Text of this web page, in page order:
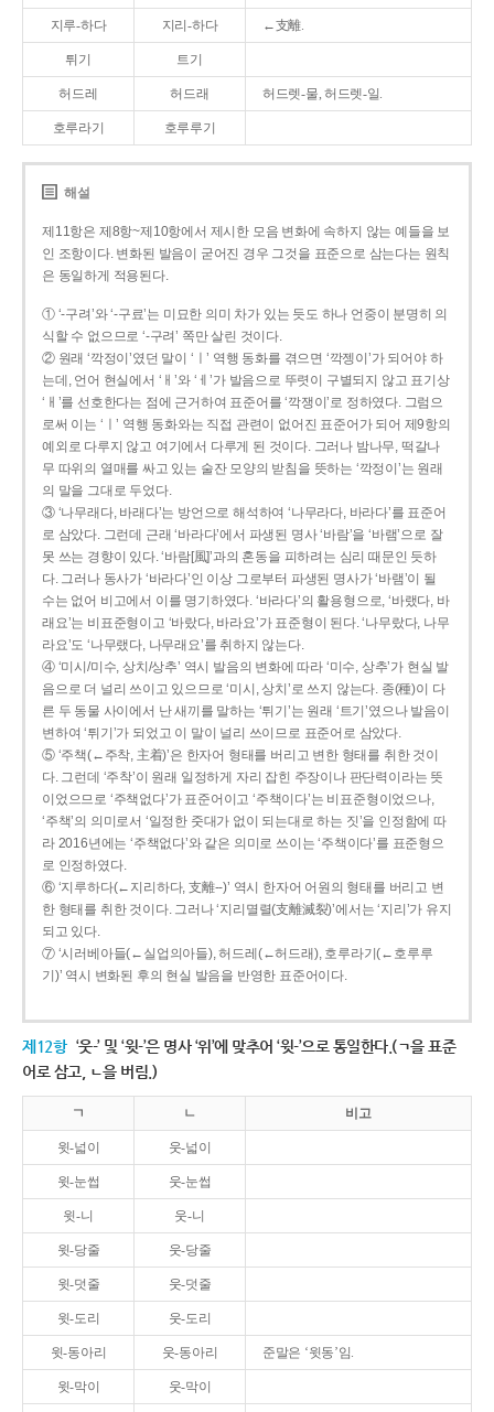
지루-하다 지리-하다 ←支離.
튀기 트기
허드레 허드래 허드렛-물, 허드렛-일.
호루라기 호루루기
해설
제11항은 제8항~제10항에서 제시한 모음 변화에 속하지 않는 예들을 보
인 조항이다. 변화된 발음이 굳어진 경우 그것을 표준으로 삼는다는 원칙
은 동일하게 적용된다.
① ‘-구려’와 ‘-구료’는 미묘한 의미 차가 있는 듯도 하나 언중이 분명히 의
식할 수 없으므로 ‘-구려’ 쪽만 살린 것이다.
② 원래 ‘깍정이’였던 말이 ‘ㅣ’ 역행 동화를 겪으면 ‘깍젱이’가 되어야 하
는데, 언어 현실에서 ‘ㅐ’와 ‘ㅔ’가 발음으로 뚜렷이 구별되지 않고 표기상
‘ㅐ’를 선호한다는 점에 근거하여 표준어를 ‘깍쟁이’로 정하였다. 그럼으
로써 이는 ‘ㅣ’ 역행 동화와는 직접 관련이 없어진 표준어가 되어 제9항의
예외로 다루지 않고 여기에서 다루게 된 것이다. 그러나 밤나무, 떡갈나
무 따위의 열매를 싸고 있는 술잔 모양의 받침을 뜻하는 ‘깍정이’는 원래
의 말을 그대로 두었다.
③ ‘나무래다, 바래다’는 방언으로 해석하여 ‘나무라다, 바라다’를 표준어
로 삼았다. 그런데 근래 ‘바라다’에서 파생된 명사 ‘바람’을 ‘바램’으로 잘
못 쓰는 경향이 있다. ‘바람[風]’과의 혼동을 피하려는 심리 때문인 듯하
다. 그러나 동사가 ‘바라다’인 이상 그로부터 파생된 명사가 ‘바램’이 될
수는 없어 비고에서 이를 명기하였다. ‘바라다’의 활용형으로, ‘바랬다, 바
래요’는 비표준형이고 ‘바랐다, 바라요’가 표준형이 된다. ‘나무랐다, 나무
라요’도 ‘나무랬다, 나무래요’를 취하지 않는다.
④ ‘미시/미수, 상치/상추’ 역시 발음의 변화에 따라 ‘미수, 상추’가 현실 발
음으로 더 널리 쓰이고 있으므로 ‘미시, 상치’로 쓰지 않는다. 종(種)이 다
른 두 동물 사이에서 난 새끼를 말하는 ‘튀기’는 원래 ‘트기’였으나 발음이
변하여 ‘튀기’가 되었고 이 말이 널리 쓰이므로 표준어로 삼았다.
⑤ ‘주책(←주착, 主着)’은 한자어 형태를 버리고 변한 형태를 취한 것이
다. 그런데 ‘주착’이 원래 일정하게 자리 잡힌 주장이나 판단력이라는 뜻
이었으므로 ‘주책없다’가 표준어이고 ‘주책이다’는 비표준형이었으나,
‘주책’의 의미로서 ‘일정한 줏대가 없이 되는대로 하는 짓’을 인정함에 따
라 2016년에는 ‘주책없다’와 같은 의미로 쓰이는 ‘주책이다’를 표준형으
로 인정하였다.
⑥ ‘지루하다(←지리하다, 支離--)’ 역시 한자어 어원의 형태를 버리고 변
한 형태를 취한 것이다. 그러나 ‘지리멸렬(支離滅裂)’에서는 ‘지리’가 유지
되고 있다.
⑦ ‘시러베아들(←실업의아들), 허드레(←허드래), 호루라기(←호루루
기)’ 역시 변화된 후의 현실 발음을 반영한 표준어이다.
제12항 ‘웃-’ 및 ‘윗-’은 명사 ‘위’에 맞추어 ‘윗-’으로 통일한다.(ㄱ을 표준
어로 삼고, ㄴ을 버림.)
ㄱ ㄴ 비고
윗-넓이 웃-넓이
윗-눈썹 웃-눈썹
윗-니 웃-니
윗-당줄 웃-당줄
윗-덧줄 웃-덧줄
윗-도리 웃-도리
윗-동아리 웃-동아리 준말은 ‘윗동’임.
윗-막이 웃-막이